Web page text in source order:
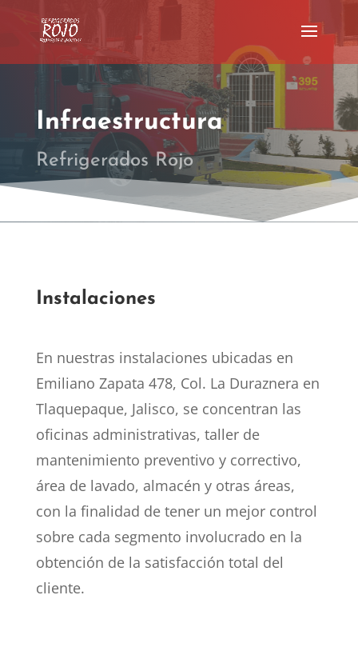
Infraestructura
Refrigerados Rojo
Instalaciones
En nuestras instalaciones ubicadas en
Emiliano Zapata 478, Col. La Duraznera en
Tlaquepaque, Jalisco, se concentran las
oficinas administrativas, taller de
mantenimiento preventivo y correctivo,
área de lavado, almacén y otras áreas,
con la finalidad de tener un mejor control
sobre cada segmento involucrado en la
obtención de la satisfacción total del
cliente.